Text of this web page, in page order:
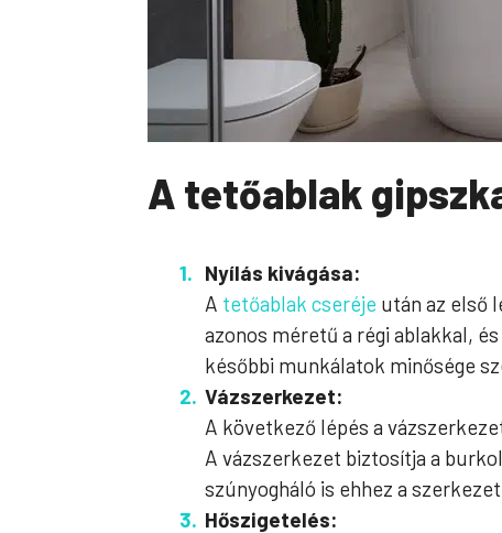
A tetőablak
Nyílás kivágása:
A tetőablak cseréje után az első
azonos méretű a régi ablakkal,
későbbi munkálatok minősége
Vázszerkezet:
A következő lépés a
A vázszerkezet biztosítja a
szúnyogháló is ehhez a
Hőszigetelés: